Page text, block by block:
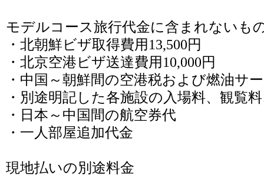
モデルコース旅行代金に含まれないも
・北朝鮮ビザ取得費用13,500円
・北京空港ビザ送達費用10,000円
・中国～朝鮮間の空港税および燃油サ
・別途明記した各施設の入場料、観覧
・日本～中国間の航空券代
・一人部屋追加代金
現地払いの別途料金